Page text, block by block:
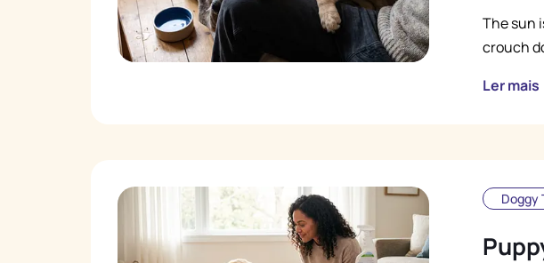
The sun
crouch
Ler mais
Doggy